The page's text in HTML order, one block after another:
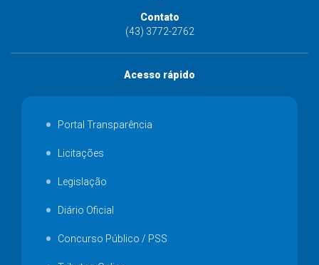
Contato
(43) 3772-2762
Acesso rápido
Portal Transparência
Licitações
Legislação
Diário Oficial
Concurso Público / PSS